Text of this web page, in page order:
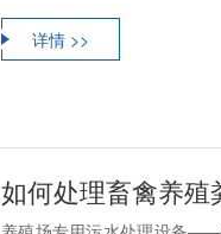
详情 >>
如何处理畜禽养